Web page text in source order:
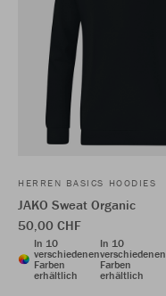
HERREN BASICS HOODIES
JAKO Sweat Organic
50,00 CHF
In 10
verschiedenen
Farben
erhältlich
In 10
verschiedenen
Farben
erhältlich